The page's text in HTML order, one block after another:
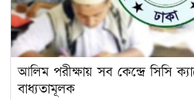
আলিম পরীক্ষায় সব কেন্দ্রে সিসি
বাধ্যতামূলক